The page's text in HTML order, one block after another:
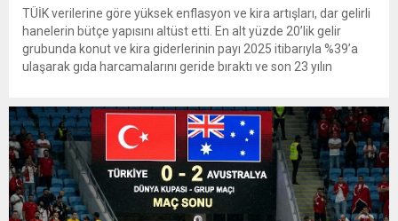
TÜİK verilerine göre yüksek enflasyon ve kira artışları, dar gelirli
hanelerin bütçe yapısını altüst etti. En alt yüzde 20’lik gelir
grubunda konut ve kira giderlerinin payı 2025 itibarıyla %39’a
ulaşarak gıda harcamalarını geride bıraktı ve son 23 yılın